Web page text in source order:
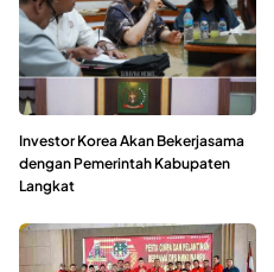
Investor Korea Akan Bekerjasama
dengan Pemerintah Kabupaten
Langkat